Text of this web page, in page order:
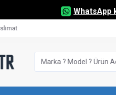
WhatsApp